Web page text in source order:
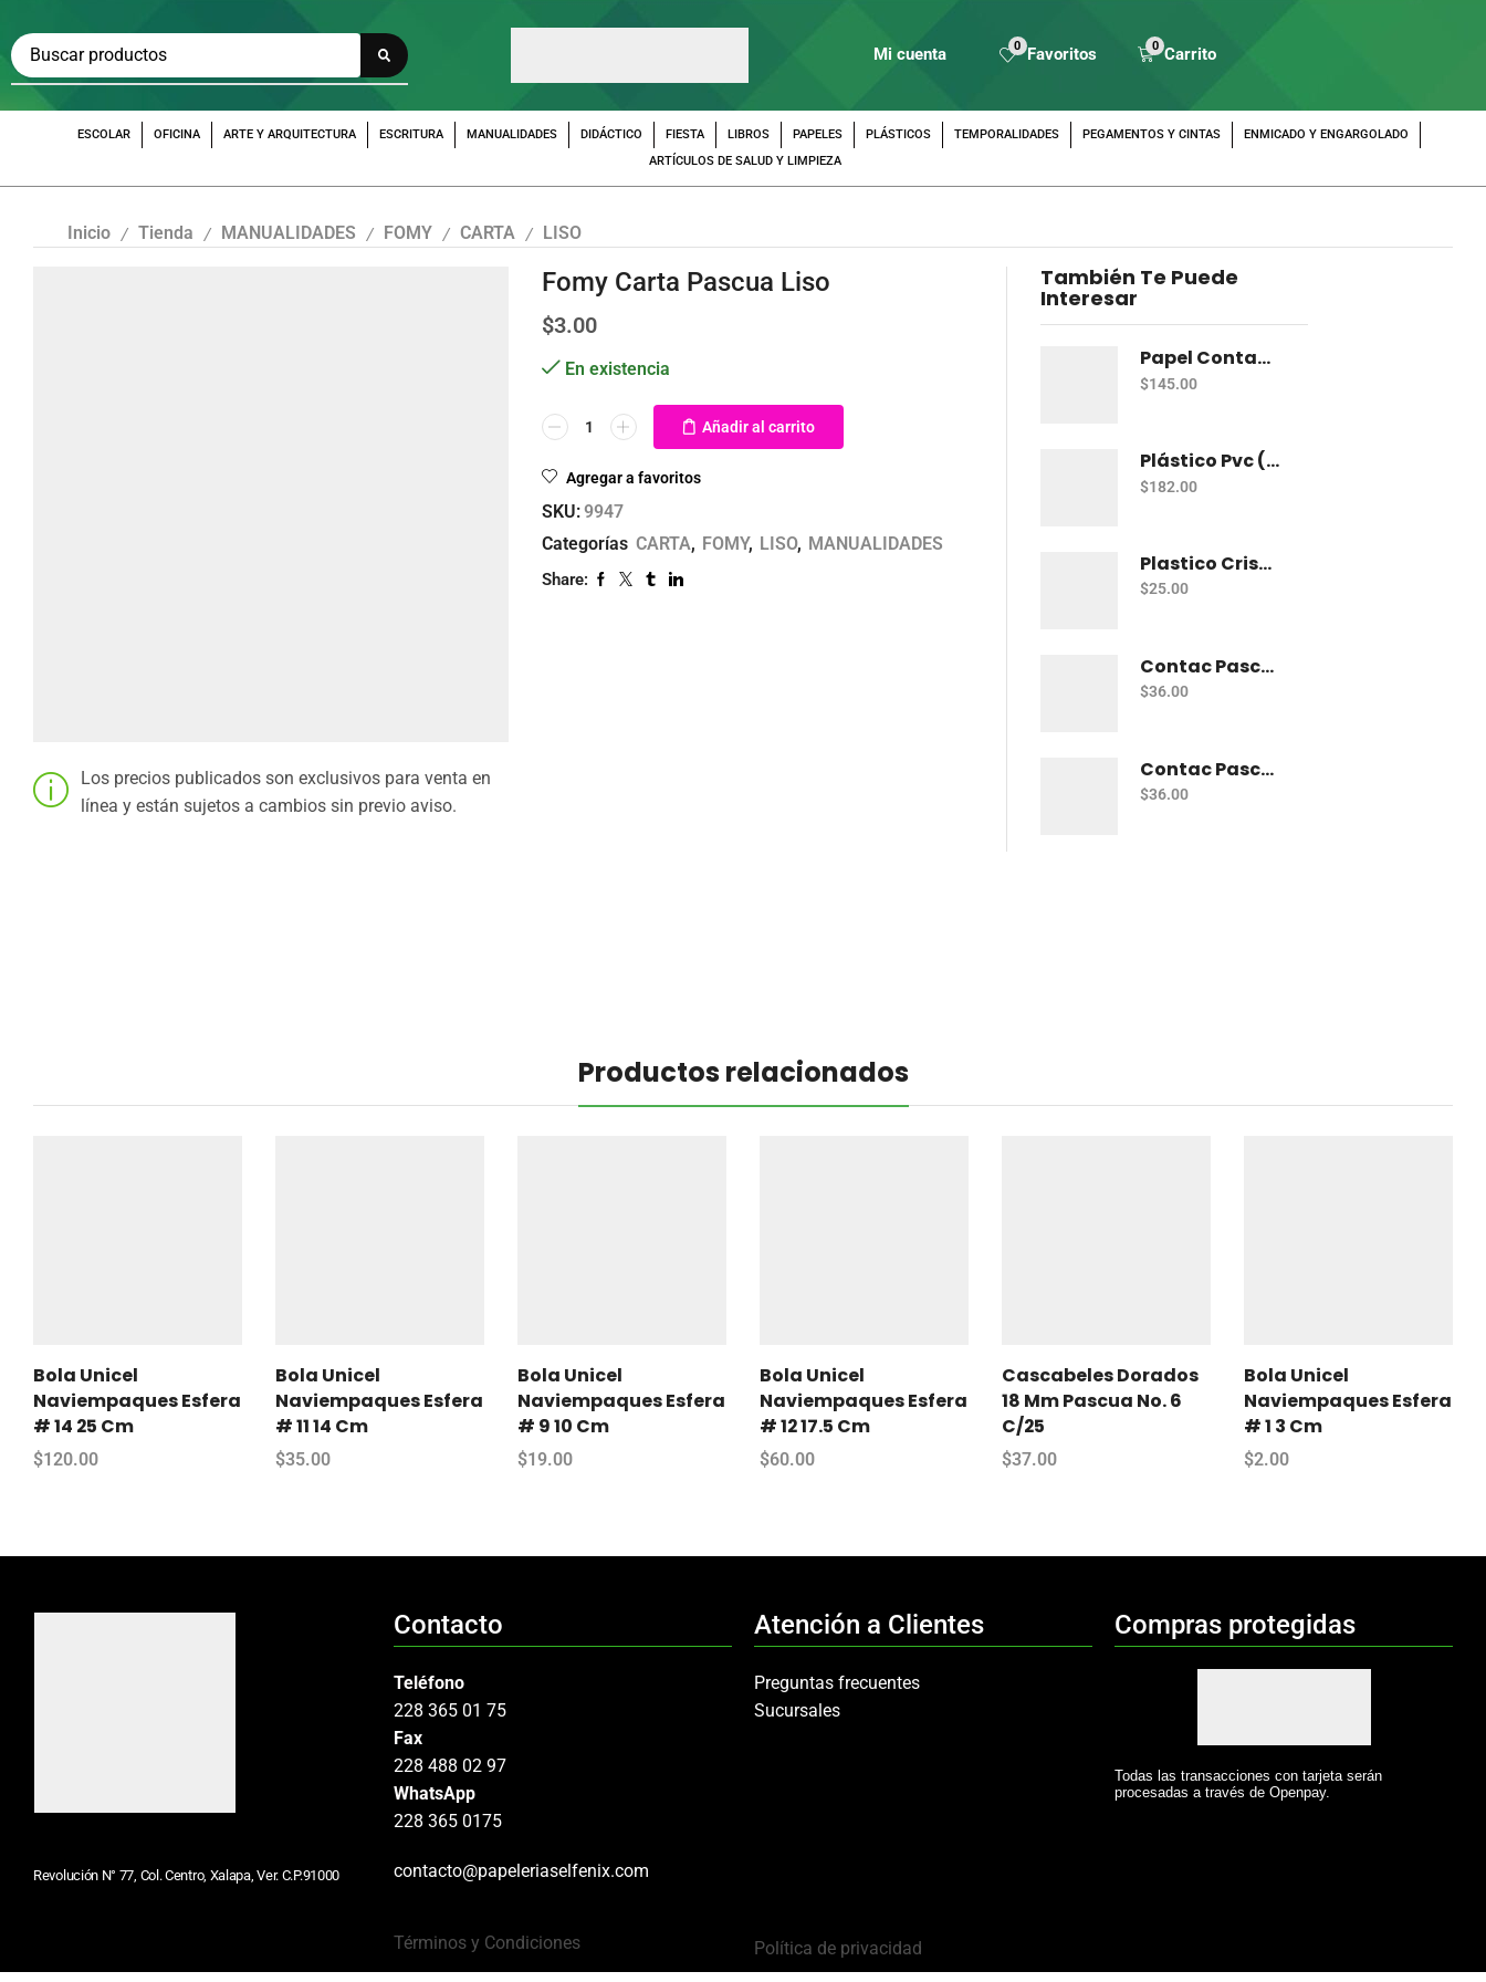
Mi cuenta 0 Favoritos 0 Carrito
ESCOLAR OFICINA ARTE Y ARQUITECTURA ESCRITURA MANUALIDADES DIDÁCTICO FIESTA LIBROS PAPELES PLÁSTICOS TEMPORALIDADES PEGAMENTOS Y CINTAS
ENMICADO Y ENGARGOLADO
ARTÍCULOS DE SALUD Y LIMPIEZA
Inicio / Tienda / MANUALIDADES / FOMY / CARTA / LISO
Los precios publicados son exclusivos para venta en
línea y están sujetos a cambios sin previo aviso.
Fomy Carta Pascua Liso
$3.00
En existencia
Añadir al carrito
Agregar a favoritos
SKU:9947
Categorías CARTA, FOMY, LISO, MANUALIDADES
Share:
También Te Puede
Interesar
Papel Contac Pascua Transparente 45 Cm X 20 Mt
$145.00
Plástico Pvc (Rollo)
$182.00
Plastico Cristal Adherible Cal. 4 Mt
$25.00
Contac Pascua Diamantado 2 Mt Fiusha
$36.00
Contac Pascua Diamantado 2 Mt Dorado
$36.00
Productos relacionados
Bola Unicel
Naviempaques Esfera
# 14 25 Cm
$120.00
Bola Unicel
Naviempaques Esfera
# 11 14 Cm
$35.00
Bola Unicel
Naviempaques Esfera
# 9 10 Cm
$19.00
Bola Unicel
Naviempaques Esfera
# 12 17.5 Cm
$60.00
Cascabeles Dorados
18 Mm Pascua No. 6
C/25
$37.00
Bola Unicel
Naviempaques Esfera
# 1 3 Cm
$2.00
Revolución N° 77, Col. Centro, Xalapa, Ver. C.P.91000
Contacto
Teléfono
228 365 01 75
Fax
228 488 02 97
WhatsApp
228 365 0175
contacto@papeleriaselfenix.com
Términos y Condiciones
Atención a Clientes
Preguntas frecuentes
Sucursales
Política de privacidad
Compras protegidas
Todas las transacciones con tarjeta serán
procesadas a través de Openpay.